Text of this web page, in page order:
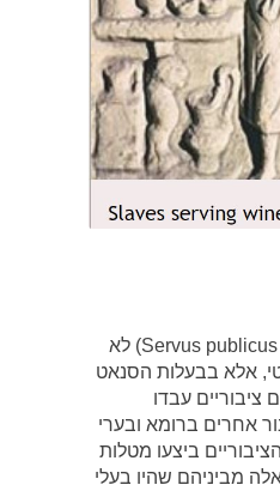
עבד ציבורי (בלטינית: Servus publicus) לא
אלא בבעלות הסנאט
ציבוריים עבדו
אחרים ברומא ובערי
ביצעו מטלות
מביניהם שהיו בעלי